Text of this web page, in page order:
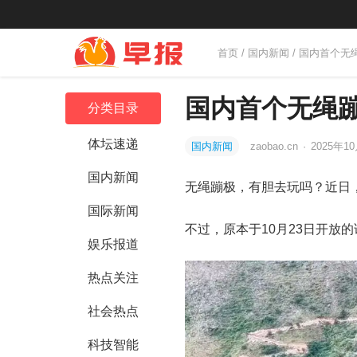
首页 / 国内新闻 / 国内首个无
分类目录
体坛速递
国内新闻
国际新闻
娱乐报道
热点关注
社会热点
科技智能
国内首个无绳
国内新闻 zaobao.cn · 2025年
无绳蹦极，有胆去玩吗？近日
不过，原本于10月23日开放